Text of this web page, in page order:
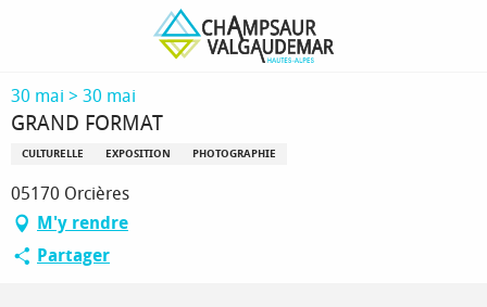
principal
GRAND FORMAT
30 mai > 30 mai
GRAND FORMAT
CULTURELLE EXPOSITION PHOTOGRAPHIE
05170 Orcières
M'y rendre
Partager